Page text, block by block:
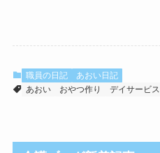
職員の日記
あおい日記
あおい
おやつ作り デイサービス